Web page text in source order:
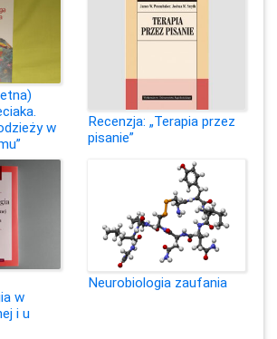
w
Recenzja: „Terapia przez
pisanie”
w
i u
Neurobiologia zaufania